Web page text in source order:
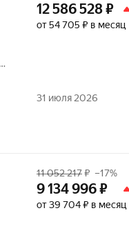
12 586 528₽
от 54 705 ₽ в месяц
31 июля 2026
11 052 217₽ –17%
9 134 996₽
от 39 704 ₽ в месяц